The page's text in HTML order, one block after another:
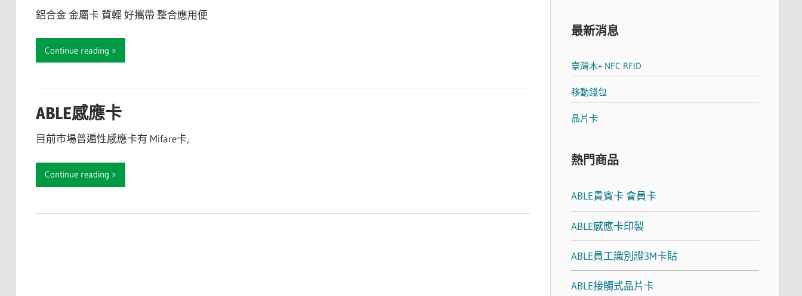
鋁合金 金屬卡 質輕 好攜帶 整合應用便
Continue reading
ABLE感應卡
目前市場普遍性感應卡有 Mifare卡,
Continue reading
最新消息
臺灣木+ NFC RFID
移動錢包
晶片卡
熱門商品
ABLE貴賓卡 會員卡
ABLE感應卡印製
ABLE員工識別證3M卡貼
ABLE接觸式晶片卡